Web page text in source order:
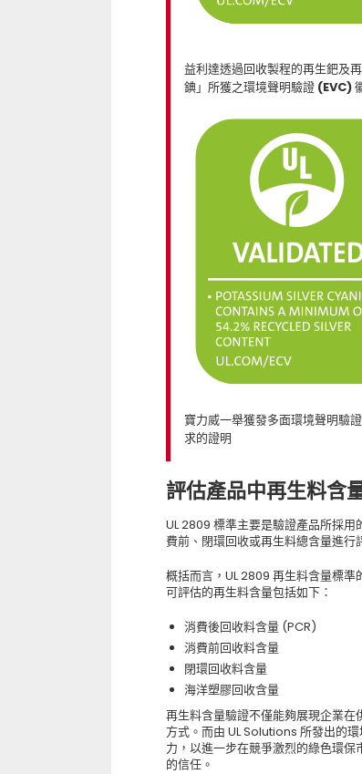
益利達透過回收製程的再生鈀及
錪」所獲之環境聲明驗證 (EVC)
寶力威一舉獲發多面環境聲明驗
求的證明
評估產品中再生料含
UL 2809 標準主要是驗證產品所採
費前、閉環回收或再生料總含量進行
概括而言，UL 2809 再生料含量標準
可評估的再生料含量包括如下：
消費後回收料含量 (PCR)
消費前回收料含量
閉環回收料含量
海洋塑膠回收含量
再生料含量驗證不僅能夠展現企業
方式。而由 UL Solutions 所發出的
力，以進一步在競爭激烈的綠色環
的信任。